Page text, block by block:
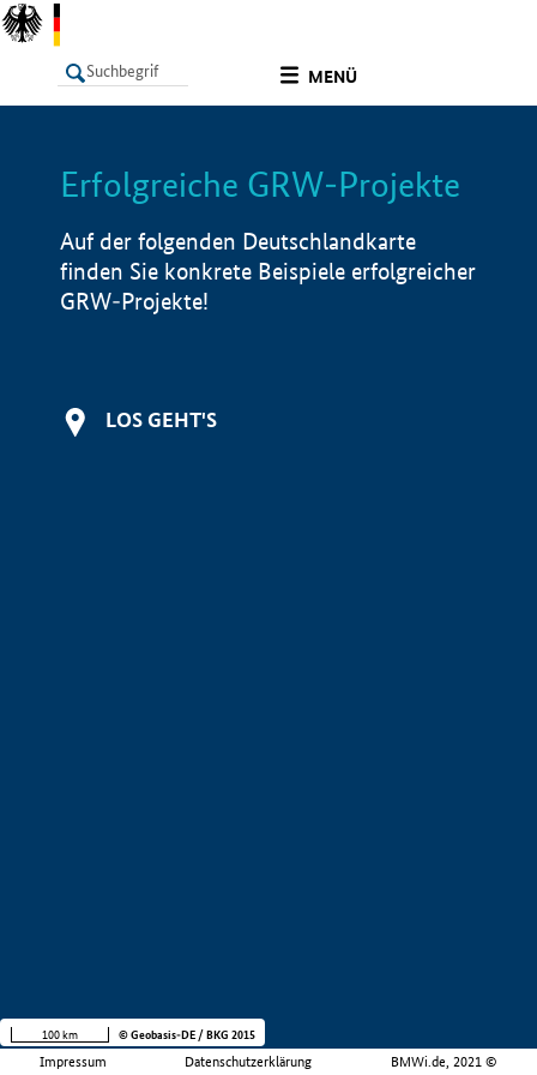
MENÜ
LISTE Info
Erfolgreiche GRW-Projekte
Auf der folgenden Deutschlandkarte
finden Sie konkrete Beispiele erfolgreicher
GRW-Projekte!
LOS GEHT'S
Impressum Datenschutzerklärung BMWi.de, 2021 ©
100 km © Geobasis-DE / BKG 2015